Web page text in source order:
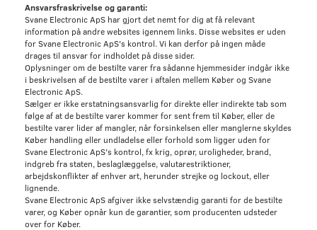
Ansvarsfraskrivelse og garanti:
Svane Electronic ApS har gjort det nemt for dig at få relevant
information på andre websites igennem links. Disse websites er uden
for Svane Electronic ApS's kontrol. Vi kan derfor på ingen måde
drages til ansvar for indholdet på disse sider.
Oplysninger om de bestilte varer fra sådanne hjemmesider indgår ikke
i beskrivelsen af de bestilte varer i aftalen mellem Køber og Svane
Electronic ApS.
Sælger er ikke erstatningsansvarlig for direkte eller indirekte tab som
følge af at de bestilte varer kommer for sent frem til Køber, eller de
bestilte varer lider af mangler, når forsinkelsen eller manglerne skyldes
Køber handling eller undladelse eller forhold som ligger uden for
Svane Electronic ApS's kontrol, fx krig, oprør, uroligheder, brand,
indgreb fra staten, beslaglæggelse, valutarestriktioner,
arbejdskonflikter af enhver art, herunder strejke og lockout, eller
lignende.
Svane Electronic ApS afgiver ikke selvstændig garanti for de bestilte
varer, og Køber opnår kun de garantier, som producenten udsteder
over for Køber.